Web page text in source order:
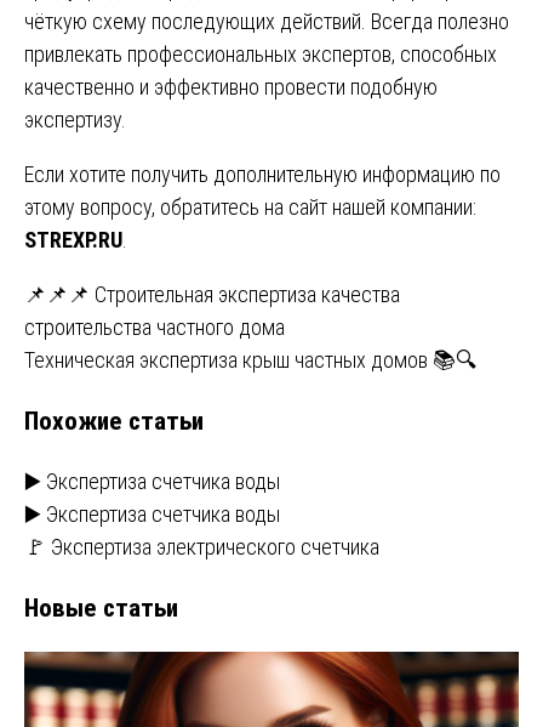
чёткую схему последующих действий. Всегда полезно
привлекать профессиональных экспертов, способных
качественно и эффективно провести подобную
экспертизу.
Если хотите получить дополнительную информацию по
этому вопросу, обратитесь на сайт нашей компании:
STREXP.RU.
Навигация
по
📌📌📌 Строительная экспертиза качества
строительства частного дома
Техническая экспертиза крыш частных домов 📚🔍
Похожие статьи
▶️ Экспертиза счетчика воды
▶️ Экспертиза счетчика воды
🚩 Экспертиза электрического счетчика
Новые статьи